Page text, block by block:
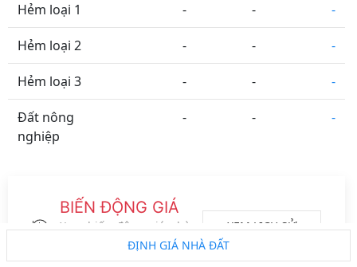
Hẻm loại 1 - - -
Hẻm loại 2 - - -
Hẻm loại 3 - - -
Đất nông
nghiệp
- - -
BIẾN ĐỘNG GIÁ
Xem biến động giá nhà
đất của khu vực này
trong 2 năm gần nhất
XEM LỊCH SỬ
ĐỊNH GIÁ NHÀ ĐẤT
Metro ĐS CT Vành đai